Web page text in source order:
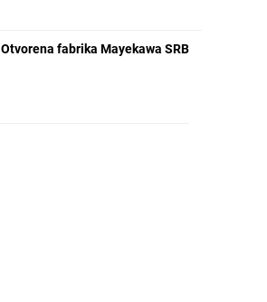
Otvorena fabrika Mayekawa SRB